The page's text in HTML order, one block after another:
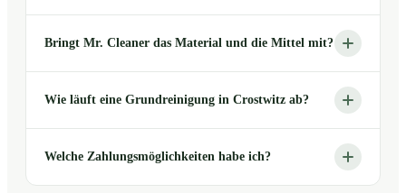
Bringt Mr. Cleaner das Material und die Mittel mit?
Wie läuft eine Grundreinigung in Crostwitz ab?
Welche Zahlungsmöglichkeiten habe ich?